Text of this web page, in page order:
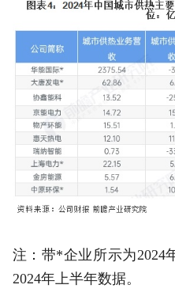
注：带*企业所示为2024
2024年上半年数据。